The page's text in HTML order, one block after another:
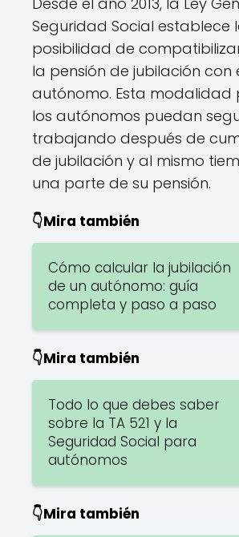
Seguridad Social establece
posibilidad de
la pensión de jubilación con
autónomo. Esta modalidad
los autónomos puedan
trabajando después de
de jubilación y al mismo
una parte de su pensión.
👇Mira también
Cómo calcular la jubilación
de un autónomo: guía
completa y paso a paso
👇Mira también
Todo lo que debes saber
sobre la TA 521 y la
Seguridad Social para
autónomos
👇Mira también